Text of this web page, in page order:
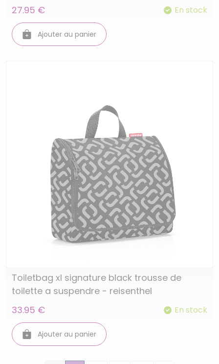
27.95 €
En stock
Ajouter au panier
Toiletbag xl signature black trousse de
toilette a suspendre - reisenthel
33.95 €
En stock
Ajouter au panier